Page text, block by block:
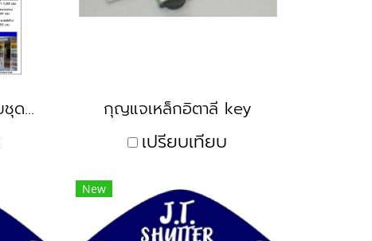
ประตูยืดสแตนเลสครบชุด เกรด304 กุญแจเหล็กอิตาลี key
เปรียบเทียบ
New